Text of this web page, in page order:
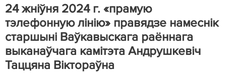
24 жніўня 2024 г. «прамую
тэлефонную лінію» правядзе намеснік
старшыні Ваўкавыскага раённага
выканаўчага камітэта Андрушкевіч
Таццяна Віктораўна